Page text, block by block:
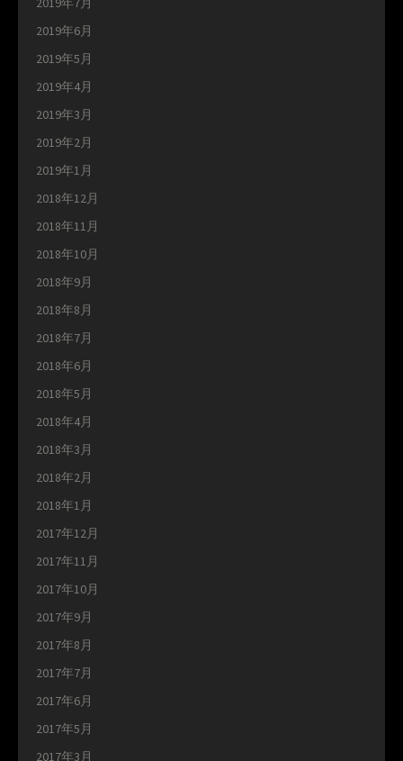
2019年6月
2019年5月
2019年4月
2019年3月
2019年2月
2019年1月
2018年12月
2018年11月
2018年10月
2018年9月
2018年8月
2018年7月
2018年6月
2018年5月
2018年4月
2018年3月
2018年2月
2018年1月
2017年12月
2017年11月
2017年10月
2017年9月
2017年8月
2017年7月
2017年6月
2017年5月
2017年3月